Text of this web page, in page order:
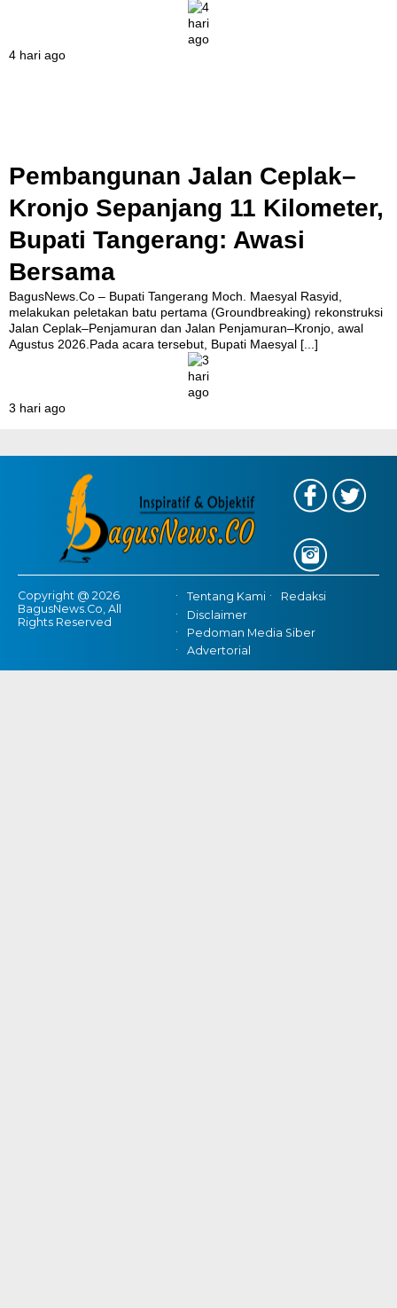
4 hari ago
Pembangunan Jalan Ceplak–
Kronjo Sepanjang 11 Kilometer,
Bupati Tangerang: Awasi
Bersama
BagusNews.Co – Bupati Tangerang Moch. Maesyal Rasyid,
melakukan peletakan batu pertama (Groundbreaking) rekonstruksi
Jalan Ceplak–Penjamuran dan Jalan Penjamuran–Kronjo, awal
Agustus 2026.Pada acara tersebut, Bupati Maesyal [...]
3 hari ago
Copyright @ 2026
BagusNews.Co, All
Rights Reserved
Tentang Kami
Redaksi
Disclaimer
Pedoman Media Siber
Advertorial